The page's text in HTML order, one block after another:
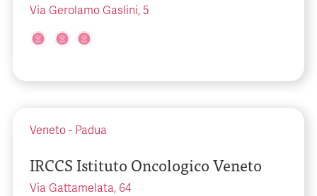
Via Gerolamo Gaslini, 5
Veneto - Padua
IRCCS Istituto Oncologico Veneto
Via Gattamelata, 64